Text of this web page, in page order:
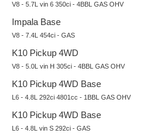
V8 - 5.7L vin 6 350ci - 4BBL GAS OHV
Impala Base
V8 - 7.4L 454ci - GAS
K10 Pickup 4WD
V8 - 5.0L vin H 305ci - 4BBL GAS OHV
K10 Pickup 4WD Base
L6 - 4.8L 292ci 4801cc - 1BBL GAS OHV
K10 Pickup 4WD Base
L6 - 4.8L vin S 292ci - GAS